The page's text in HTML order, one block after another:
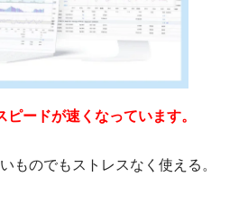
ピードが速くなっています。
ものでもストレスなく使える。